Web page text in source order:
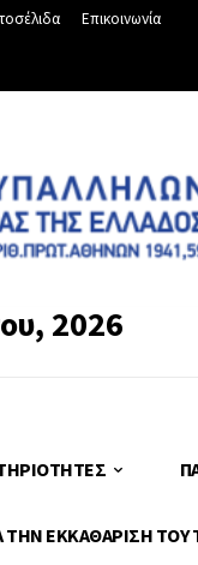
Επικοινωνία
2026
ΕΚΚΑΘΑΡΙΣΗ ΤΟΥ